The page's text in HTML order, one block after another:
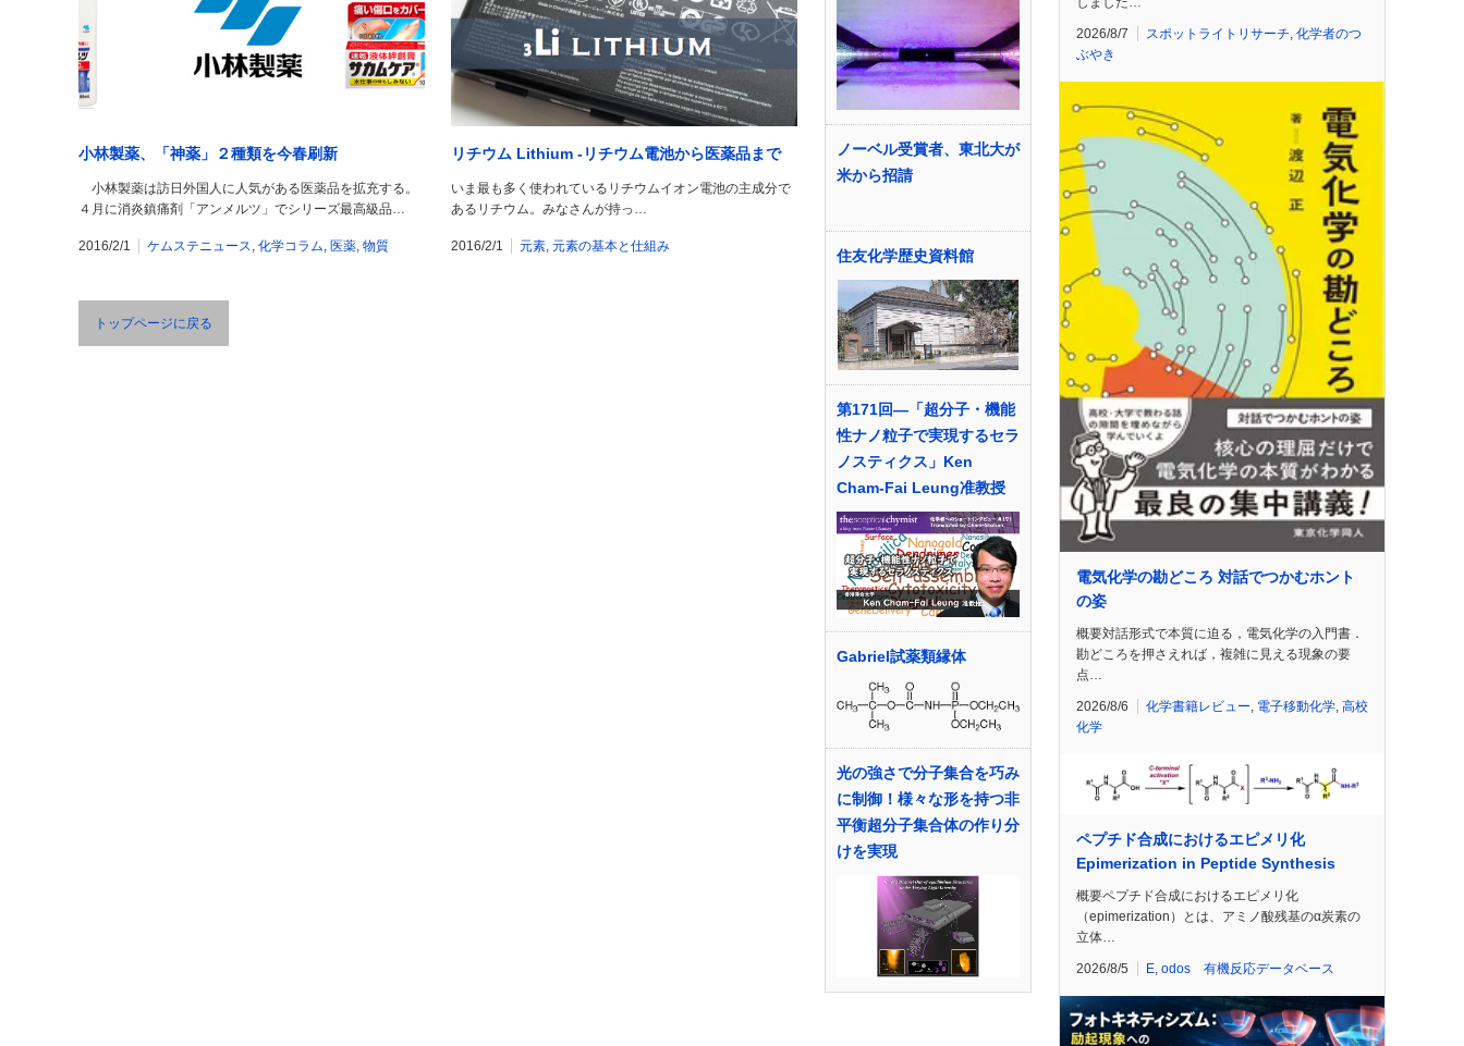
小林製薬、「神薬」２種類を今春刷新
小林製薬は訪日外国人に人気がある医薬品を拡充する。
４月に消炎鎮痛剤「アンメルツ」でシリーズ最高級品…
2016/2/1 ケムステニュース, 化学コラム, 医薬, 物質
リチウム Lithium -リチウム電池から医薬品まで
いま最も多く使われているリチウムイオン電池の主成分で
あるリチウム。みなさんが持っ…
2016/2/1 元素, 元素の基本と仕組み
トップページに戻る
ノーベル受賞者、東北大が
米から招請
住友化学歴史資料館
第171回―「超分子・機能
性ナノ粒子で実現するセラ
ノスティクス」Ken
Cham-Fai Leung准教授
Gabriel試薬類縁体
光の強さで分子集合を巧み
に制御！様々な形を持つ非
平衡超分子集合体の作り分
けを実現
2026/8/7 スポットライトリサーチ 化学者のつ
ぶやき
電気化学の勘どころ 対話でつかむホント
の姿
概要対話形式で本質に迫る，電気化学の入門書．
勘どころを押さえれば，複雑に見える現象の要
点…
2026/8/6 化学書籍レビュー 電子移動化学 高校
化学
ペプチド合成におけるエピメリ化
Epimerization in Peptide Synthesis
概要ペプチド合成におけるエピメリ化
（epimerization）とは、アミノ酸残基のα炭素の
立体…
2026/8/5 E odos 有機反応データベース